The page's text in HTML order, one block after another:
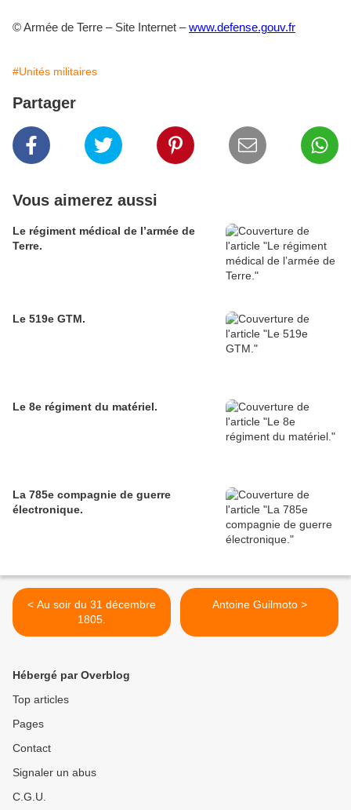
© Armée de Terre – Site Internet –www.defense.gouv.fr
#Unités militaires
Partager
Vous aimerez aussi
Le régiment médical de l’armée de
Terre.
Le 519e GTM.
Le 8e régiment du matériel.
La 785e compagnie de guerre
électronique.
< Au soir du 31 décembre
1805.
Antoine Guilmoto >
Hébergé par Overblog
Top articles
Pages
Contact
Signaler un abus
C.G.U.